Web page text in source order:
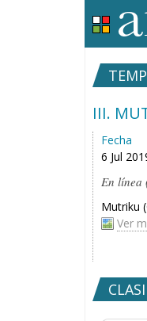
III.
Fecha
6 Jul
En línea
Mutriku
Ver